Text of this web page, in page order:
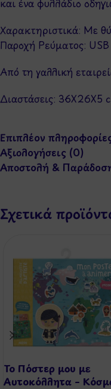
Χαρακτηριστικά: Με
Παροχή Ρεύματος: USB
Από τη γαλλική
Διαστάσεις: 36Χ26Χ5
Επιπλέον
Αξιολογήσεις (0)
Αποστολή &
Σχετικά
Το Πόστερ μου με
Αυτοκόλλητα –